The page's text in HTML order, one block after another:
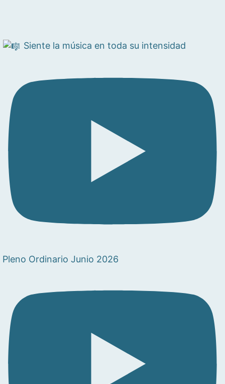
Siente la música en toda su intensidad
Pleno Ordinario Junio 2026